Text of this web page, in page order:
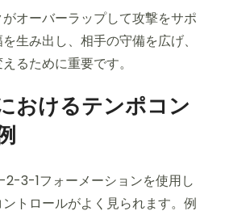
オーバーラップして攻撃をサポ
生み出し、相手の守備を広げ、
るために重要です。
おけるテンポコン
3-1フォーメーションを使用し
トロールがよく見られます。例